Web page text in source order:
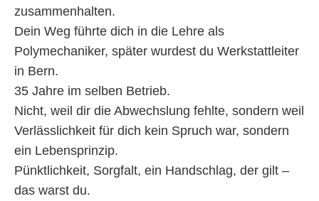
zusammenhalten.
Dein Weg führte dich in die Lehre als
Polymechaniker, später wurdest du Werkstattleiter
in Bern.
35 Jahre im selben Betrieb.
Nicht, weil dir die Abwechslung fehlte, sondern weil
Verlässlichkeit für dich kein Spruch war, sondern
ein Lebensprinzip.
Pünktlichkeit, Sorgfalt, ein Handschlag, der gilt –
das warst du.